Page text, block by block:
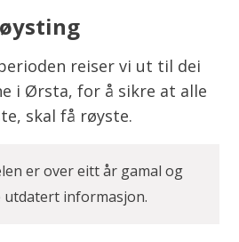
m
m
u
n
e
reiser vi ut til dei
i Ørsta, for å sikre at alle
skal få røyste.
er over eitt år gamal og
utdatert informasjon.